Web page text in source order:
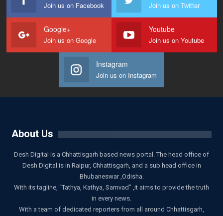
Join us on Facebook Join us on Twitter
Google+
Join us on Google
Youtube
Join us on Youtube
Instagram
Join us on Instagram
About Us
Desh Digital is a Chhattisgarh based news portal. The head office of
Desh Digital is in Raipur, Chhattisgarh, and a sub head office in
Bhubaneswar ,Odisha.
With its tagline, “Tathya, Kathya, Samvad” ,it aims to provide the truth
in every news.
With a team of dedicated reporters from all around Chhattisgarh,